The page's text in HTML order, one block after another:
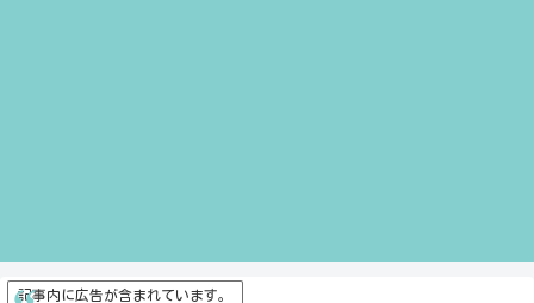
記事内に広告が含まれています。